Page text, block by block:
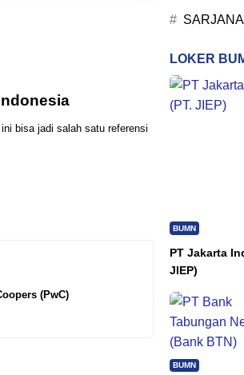
ini bisa jadi salah satu referensi
(PwC)
LOKER
BUMN
PT Jakarta
JIEP)
BUMN